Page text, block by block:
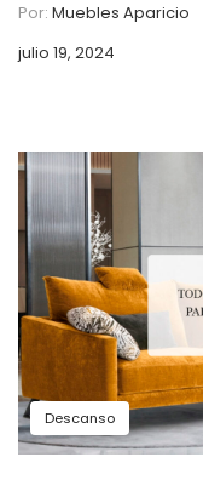
Por: Muebles Aparicio
julio 19, 2024
Descanso